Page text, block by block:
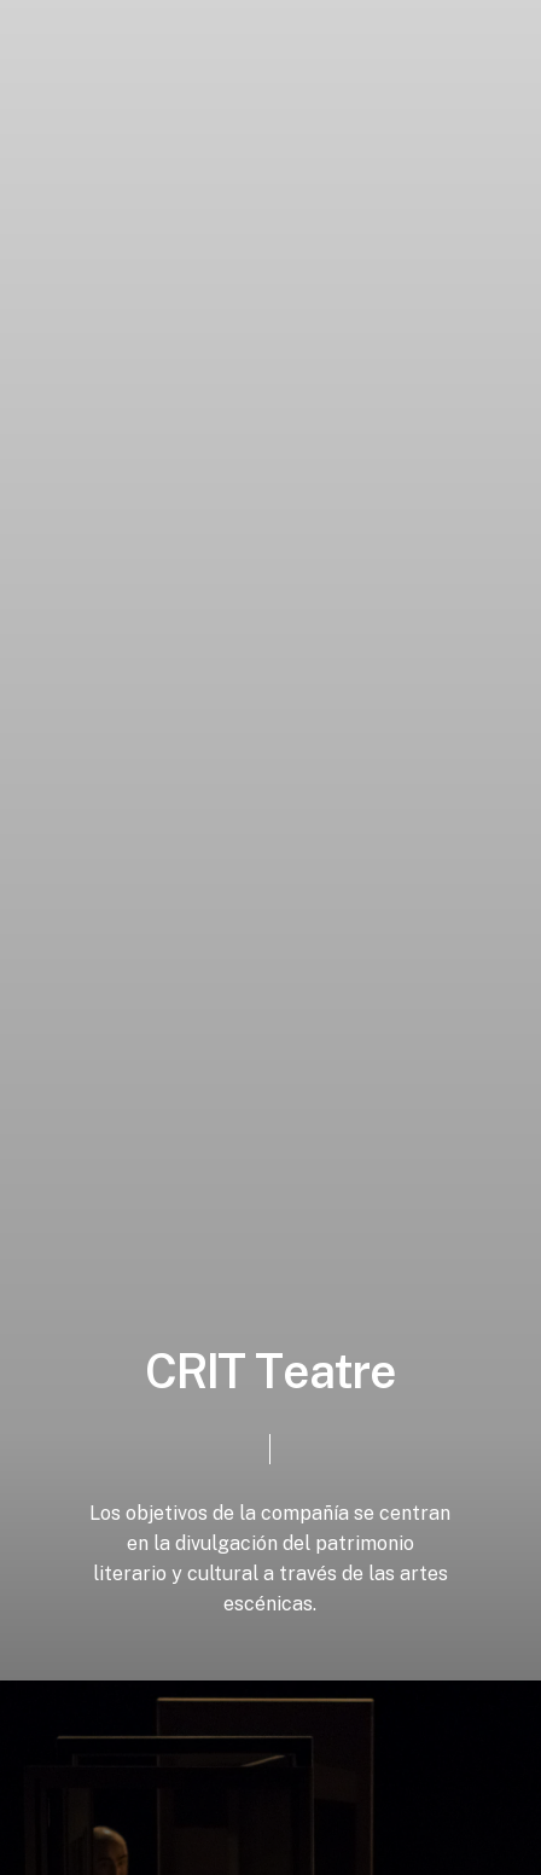
CRITTeatre
Los objetivos de la compañía se centran
en la divulgación del patrimonio
literario y cultural a través de las artes
escénicas.